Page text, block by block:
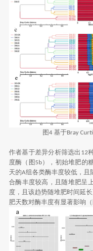
图4 基于Bray
作者基于差异分析筛选出 12
度酶（图 5b），初始堆肥的
天的A组各类酶丰度较低，且
合酶丰度较高，且随堆肥呈
度，且该趋势随堆肥时间延长
肥天数对酶丰度有显著影响（